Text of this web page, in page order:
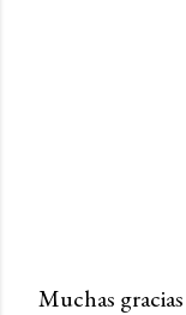
Muchas